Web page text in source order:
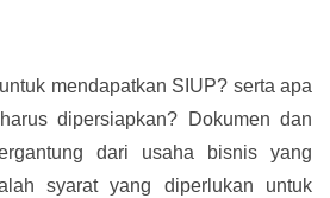
mendapatkan SIUP? serta apa
dipersiapkan? Dokumen dan
dari usaha bisnis yang
syarat yang diperlukan untuk